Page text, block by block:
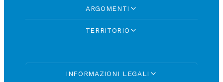
ARGOMENTI
TERRITORIO
INFORMAZIONI LEGALI